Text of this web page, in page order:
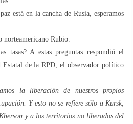
está en la cancha de Rusia, esperamos
Rubio.
tasas? A estas preguntas respondió el
de la RPD, el observador político
la liberación de nuestros propios
Y esto no se refiere sólo a Kursk,
y a los territorios no liberados del